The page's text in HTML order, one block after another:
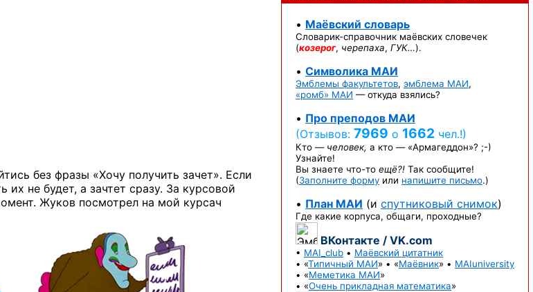
без фразы «Хочу получить зачет». Если
не будет, а зачтет сразу. За курсовой
Жуков посмотрел на мой курсач
• Маёвский словарь
Словарик-справочник маёвских словечек
(козерог, черепаха, ГУК…).
• Символика МАИ
Эмблемы факультетов, эмблема МАИ,
«ромб» МАИ — откуда взялись?
• Про преподов МАИ
(Отзывов: 7969 о 1662 чел.!)
Кто — человек, а кто — «Армагеддон»? ;-)
Узнайте!
Вы знаете что-то ещё?! Так сообщите!
(Заполните форму или напишите письмо.)
• План МАИ (и спутниковый снимок)
Где какие корпуса, общаги, проходные?
ВКонтакте / VK.com
• MAI_club • Маёвский цитатник
• «Типичный МАИ» • «Маёвник» • MAIuniversity
• «Меметика МАИ»
• «Очень прикладная математика»